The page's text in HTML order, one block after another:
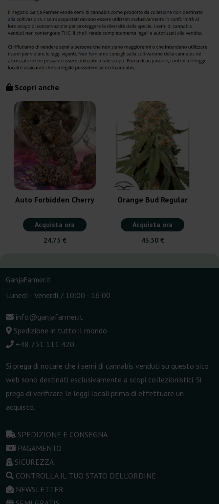
Scopri anche
Auto Forbidden Cherry
Acquista ora
24,75 €
Orange Bud Regular
Acquista ora
43,50 €
GanjaFarmer.it
Lunedì - Venerdì / 10:00 - 16:00
info@ganjafarmer.it
Spedizione in tutto il mondo
+48 731 111 420
Si prega di notare che i semi di cannabis venduti su questo sito
web sono destinati esclusivamente a scopi collezionistici. Si
prega di verificare le leggi locali prima di effettuare un
acquisto.
SPEDIZIONE E CONSEGNA
PAGAMENTO
SICUREZZA
CONTROLLA IL TUO STATO DELL'ORDINE
NEWSLETTER